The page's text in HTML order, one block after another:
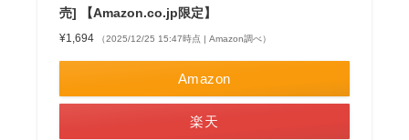
売] 【Amazon.co.jp限定】
¥1,694 （2025/12/25 15:47時点 | Amazon調べ）
Amazon
楽天